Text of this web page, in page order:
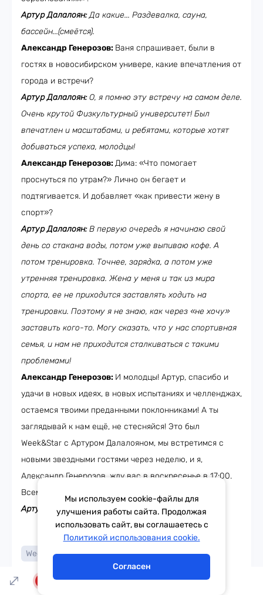
Артур Далалоян:Да какие... Раздевалка, сауна,
бассейн...(смеётся).
Александр Генерозов: Ваня спрашивает, были в
гостях в новосибирском универе, какие впечатления от
города и встречи?
Артур Далалоян:О, я помню эту встречу на самом деле.
Очень крутой Физкультурный университет! Был
впечатлен и масштабами, и ребятами, которые хотят
добиваться успеха, молодцы!
Александр Генерозов:Дима: «Что помогает
проснуться по утрам?» Лично он бегает и
подтягивается. И добавляет «как привести жену в
спорт»?
Артур Далалоян:В первую очередь я начинаю свой
день со стакана воды, потом уже выпиваю кофе. А
потом тренировка. Точнее, зарядка, а потом уже
утренняя тренировка. Жена у меня и так из мира
спорта, ее не приходится заставлять ходить на
тренировки. Поэтому я не знаю, как через «не хочу»
заставить кого-то. Могу сказать, что у нас спортивная
семья, и нам не приходится сталкиваться с такими
проблемами!
Александр Генерозов: И молодцы! Артур, спасибо и
удачи в новых идеях, в новых испытаниях и челленджах,
остаемся твоими преданными поклонниками! А ты
заглядывай к нам ещё, не стесняйся! Это был
Week&Star с Артуром Далалояном, мы встретимся с
новыми звездными гостями через неделю, и я,
Александр Генерозов, жду вас в воскресенье в 17:00.
Всем пока!
Артур Далалоян:Спасибо большое! Всем пока!
Week&Star интервью спорт
Тема дня Гороскоп
Мы используем cookie-файлы для
улучшения работы сайта. Продолжая
использовать сайт, вы соглашаетесь с
Политикой использования cookie.
Согласен